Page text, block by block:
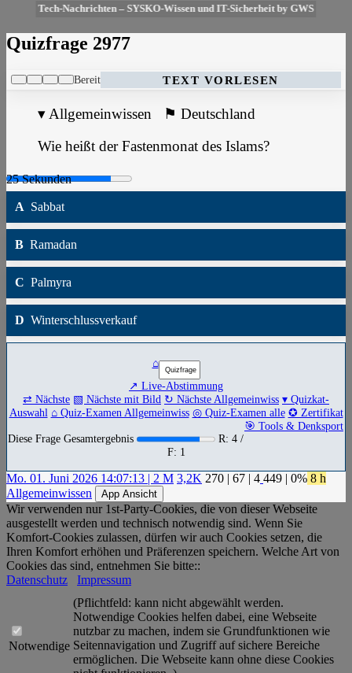
Tech-Nachrichten – SYSKO-Wissen und IT-Sicherheit by GWS
Quizfrage 2977
Bereit TEXT VORLESEN
▾ Allgemeinwissen ⚑ Deutschland
Wie heißt der Fastenmonat des Islams?
A Sabbat
B Ramadan
C Palmyra
D Winterschlussverkauf
⌂
↗ Live-Abstimmung
⇄ Nächste ▧ Nächste mit Bild ↻ Nächste Allgemeinwiss ▾ Quizkat-
Auswahl ⌂ Quiz-Examen Allgemeinwiss ◎ Quiz-Examen alle ✪ Zertifikat
🎯 Tools & Denksport
Diese Frage Gesamtergebnis
R: 4 /
F: 1
Mo. 01. Juni 2026 14:07:13 | 2 M 3,2K 270 | 67 | 4 449 | 0% 8 h
Allgemeinwissen
App Ansicht
Wir verwenden nur 1st-Party-Cookies, die von dieser Webseite
ausgestellt werden und technisch notwendig sind. Wenn Sie
Komfort-Cookies zulassen, dürfen wir auch Cookies setzen, die
Ihren Komfort erhöhen und Präferenzen speichern. Welche Art von
Cookies das sind, entnehmen Sie bitte::
Datenschutz
Impressum
Notwendige
(Pflichtfeld: kann nicht abgewählt werden.
Notwendige Cookies helfen dabei, eine Webseite
nutzbar zu machen, indem sie Grundfunktionen wie
Seitennavigation und Zugriff auf sichere Bereiche
ermöglichen. Die Webseite kann ohne diese Cookies